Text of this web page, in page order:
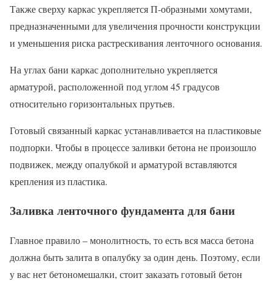
Также сверху каркас укрепляется П-образными хомутами,
предназначенными для увеличения прочности конструкции
и уменьшения риска растрескивания ленточного основания.
На углах бани каркас дополнительно укрепляется
арматурой, расположенной под углом 45 градусов
относительно горизонтальных прутьев.
Готовый связанный каркас устанавливается на пластиковые
подпорки. Чтобы в процессе заливки бетона не произошло
подвижек, между опалубкой и арматурой вставляются
крепления из пластика.
Заливка ленточного фундамента для бани
Главное правило – монолитность, то есть вся масса бетона
должна быть залита в опалубку за один день. Поэтому, если
у вас нет бетономешалки, стоит заказать готовый бетон